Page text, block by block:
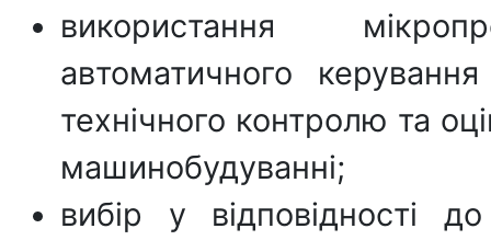
використання
автоматичного
технічного контролю та
машинобудуванні;
вибір у відповідності